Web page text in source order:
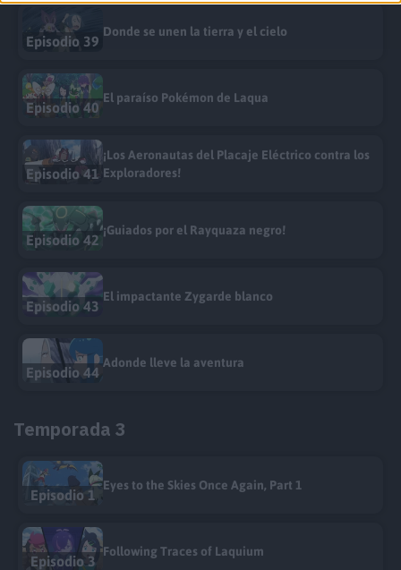
Episodio 39
Donde se unen la tierra y el cielo
Episodio 40
El paraíso Pokémon de Laqua
Episodio 41
¡Los Aeronautas del Placaje Eléctrico contra los
Exploradores!
Episodio 42
¡Guiados por el Rayquaza negro!
Episodio 43
El impactante Zygarde blanco
Episodio 44
Adonde lleve la aventura
Temporada 3
Episodio 1
Eyes to the Skies Once Again, Part 1
Episodio 3
Following Traces of Laquium